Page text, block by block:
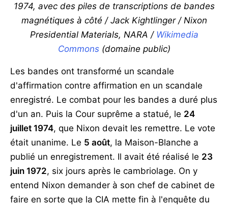
1974, avec des piles de transcriptions de bandes
magnétiques à côté / Jack Kightlinger / Nixon
Presidential Materials, NARA / Wikimedia
Commons(domaine public)
Les bandes ont transformé un scandale
d'affirmation contre affirmation en un scandale
enregistré. Le combat pour les bandes a duré plus
d'un an. Puis la Cour suprême a statué, le 24
juillet 1974, que Nixon devait les remettre. Le vote
était unanime. Le 5 août, la Maison-Blanche a
publié un enregistrement. Il avait été réalisé le 23
juin 1972, six jours après le cambriolage. On y
entend Nixon demander à son chef de cabinet de
faire en sorte que la CIA mette fin à l'enquête du